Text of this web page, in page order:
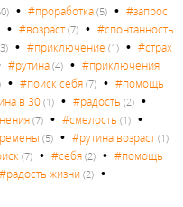
• #проработка (5) • #запрос
• #возраст(7) • #спонтанность
• #приключение (1) • #страх
#рутина (4) • #приключения
• #поиск себя (7) • #помощь
в 30 (1) • #радость (2) •
(7) • #смелость (1) •
(5) • #рутина возраст(1)
(7) • #себя (2) • #помощь
#радость жизни (2) •